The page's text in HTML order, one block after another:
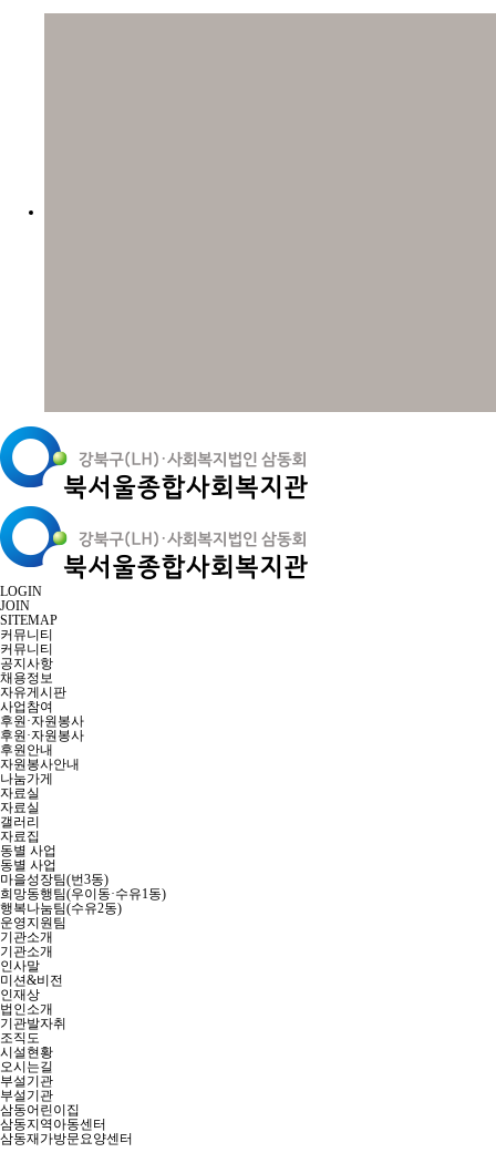
LOGIN
JOIN
SITEMAP
커뮤니티
커뮤니티
공지사항
채용정보
자유게시판
사업참여
후원·자원봉사
후원·자원봉사
후원안내
자원봉사안내
나눔가게
자료실
자료실
갤러리
자료집
동별 사업
동별 사업
마을성장팀(번3동)
희망동행팀(우이동·수유1동)
행복나눔팀(수유2동)
운영지원팀
기관소개
기관소개
인사말
미션&비전
인재상
법인소개
기관발자취
조직도
시설현황
오시는길
부설기관
부설기관
삼동어린이집
삼동지역아동센터
삼동재가방문요양센터